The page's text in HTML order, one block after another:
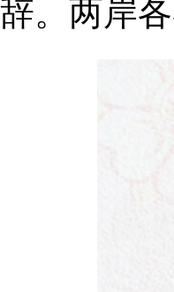
辞。两岸